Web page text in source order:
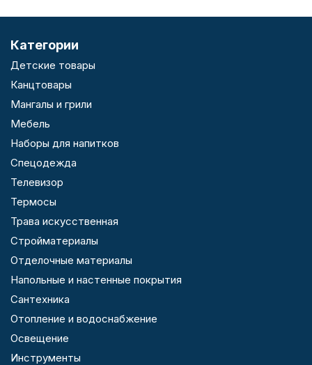
Категории
Детские товары
Канцтовары
Мангалы и грили
Мебель
Наборы для напитков
Спецодежда
Телевизор
Термосы
Трава искусственная
Стройматериалы
Отделочные материалы
Напольные и настенные покрытия
Сантехника
Отопление и водоснабжение
Освещение
Инструменты